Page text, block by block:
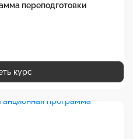
переподготовки
курс